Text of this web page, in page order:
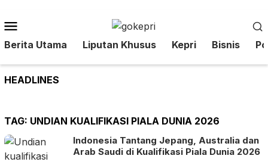
ke
Mobile
Berita Utama Liputan Khusus Kepri Bisnis
HEADLINES
TAG: UNDIAN KUALIFIKASI PIALA DUNIA 2026
Indonesia Tantang Jepang, Australia dan
Arab Saudi di Kualifikasi Piala Dunia 2026